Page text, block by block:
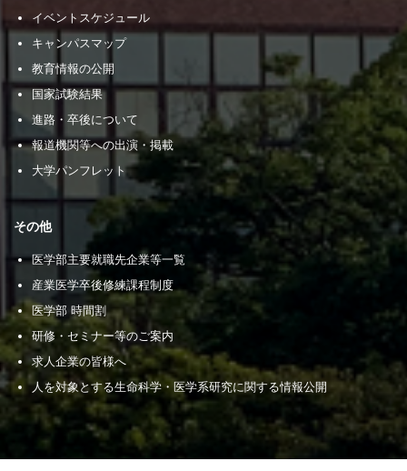
イベントスケジュール
キャンパスマップ
教育情報の公開
国家試験結果
進路・卒後について
報道機関等への出演・掲載
大学パンフレット
その他
医学部主要就職先企業等一覧
産業医学卒後修練課程制度
医学部 時間割
研修・セミナー等のご案内
求人企業の皆様へ
人を対象とする生命科学・医学系研究に関する情報公開